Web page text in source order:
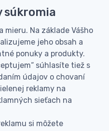
darček
Vám pomôžeme vybrať
súkromia
mieru. Na základe Vášho
jeho obsah a
ponuky a produkty.
súhlasíte tiež s
údajov o chovaní
reklamy na
sieťach na
si môžete